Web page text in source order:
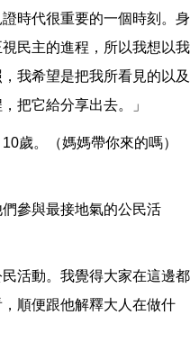
時代很重要的一個時刻。身
民主的進程，所以我想以我
我希望是把我所看見的以及
把它給分享出去。」
歲。（媽媽帶你來的嗎）
參與最接地氣的公民活
活動。我覺得大家在這邊都
順便跟他解釋大人在做什